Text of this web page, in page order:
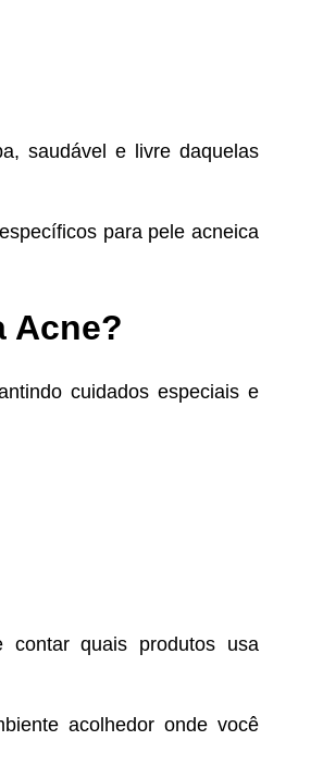
saudável e livre daquelas
para pele acneica
Acne?
cuidados especiais e
contar quais produtos usa
acolhedor onde você